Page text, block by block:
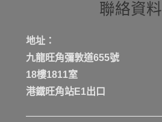
聯絡資料
地址：
九龍旺角彌敦道655號
18樓1811室
港鐡旺角站E1出口